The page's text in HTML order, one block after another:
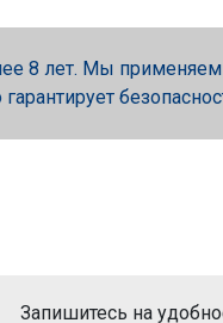
8 лет. Мы применяем
Запишитесь на